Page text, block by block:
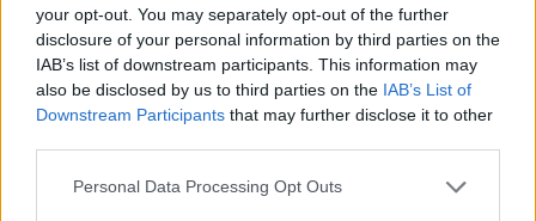
your opt-out. You may separately opt-out of the further
disclosure of your personal information by third parties on the
IAB’s list of downstream participants. This information may
also be disclosed by us to third parties on the IAB’s List of
Downstream Participants that may further disclose it to other
Personal Data Processing Opt Outs
19.07.2024